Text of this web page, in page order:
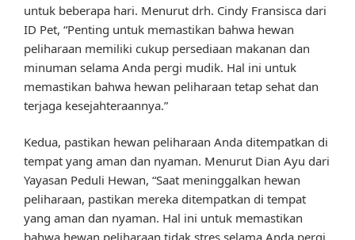
untuk beberapa hari. Menurut drh. Cindy Fransisca dari
ID Pet, “Penting untuk memastikan bahwa hewan
peliharaan memiliki cukup persediaan makanan dan
minuman selama Anda pergi mudik. Hal ini untuk
memastikan bahwa hewan peliharaan tetap sehat dan
terjaga kesejahteraannya.”
Kedua, pastikan hewan peliharaan Anda ditempatkan di
tempat yang aman dan nyaman. Menurut Dian Ayu dari
Yayasan Peduli Hewan, “Saat meninggalkan hewan
peliharaan, pastikan mereka ditempatkan di tempat
yang aman dan nyaman. Hal ini untuk memastikan